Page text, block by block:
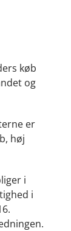
køb
og
er
høj
i
i